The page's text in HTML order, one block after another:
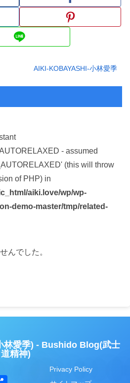
AIKI-KOBAYASHI-小林愛季
- assumed
(this will throw
of PHP) in
aiki.love/wp/wp-
demo-master/tmp/related-
んでした。
愛季) - Bushido Blog(武士
道精神)
Privacy Policy